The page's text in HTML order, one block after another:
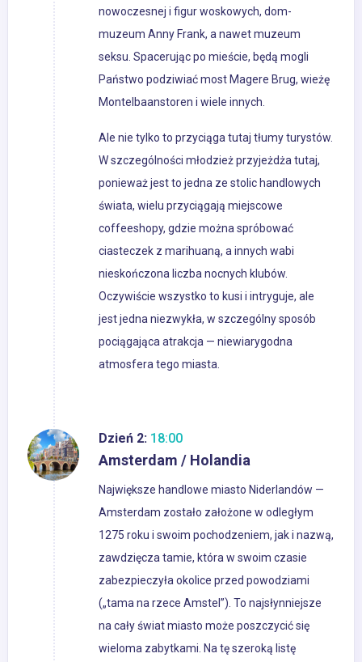
nowoczesnej i figur woskowych, dom-
muzeum Anny Frank, a nawet muzeum
seksu. Spacerując po mieście, będą mogli
Państwo podziwiać most Magere Brug, wieżę
Montelbaanstoren i wiele innych.
Ale nie tylko to przyciąga tutaj tłumy turystów.
W szczególności młodzież przyjeżdża tutaj,
ponieważ jest to jedna ze stolic handlowych
świata, wielu przyciągają miejscowe
coffeeshopy, gdzie można spróbować
ciasteczek z marihuaną, a innych wabi
nieskończona liczba nocnych klubów.
Oczywiście wszystko to kusi i intryguje, ale
jest jedna niezwykła, w szczególny sposób
pociągająca atrakcja — niewiarygodna
atmosfera tego miasta.
Dzień 2: 18:00
Amsterdam / Holandia
Największe handlowe miasto Niderlandów —
Amsterdam zostało założone w odległym
1275 roku i swoim pochodzeniem, jak i nazwą,
zawdzięcza tamie, która w swoim czasie
zabezpieczyła okolice przed powodziami
(„tama na rzece Amstel”). To najsłynniejsze
na cały świat miasto może poszczycić się
wieloma zabytkami. Na tę szeroką listę